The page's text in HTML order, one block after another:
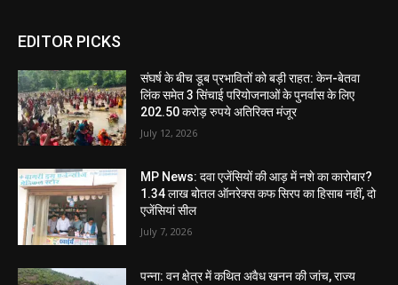
EDITOR PICKS
संघर्ष के बीच डूब प्रभावितों को बड़ी राहत: केन-बेतवा
लिंक समेत 3 सिंचाई परियोजनाओं के पुनर्वास के लिए
202.50 करोड़ रुपये अतिरिक्त मंजूर
July 12, 2026
MP News: दवा एजेंसियों की आड़ में नशे का कारोबार?
1.34 लाख बोतल ऑनरेक्स कफ सिरप का हिसाब नहीं, दो
एजेंसियां सील
July 7, 2026
पन्ना: वन क्षेत्र में कथित अवैध खनन की जांच, राज्य